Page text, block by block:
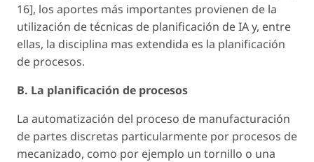
16], los aportes más importantes provienen de la
utilización de técnicas de planificación de IA y, entre
ellas, la disciplina mas extendida es la planificación
de procesos.
B. La planificación de procesos
La automatización del proceso de manufacturación
de partes discretas particularmente por procesos de
mecanizado, como por ejemplo un tornillo o una